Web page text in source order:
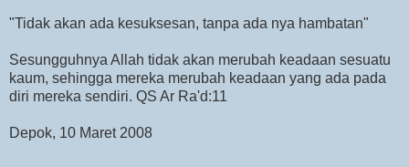
"Tidak akan ada kesuksesan, tanpa ada nya hambatan"
Sesungguhnya Allah tidak akan merubah keadaan sesuatu
kaum, sehingga mereka merubah keadaan yang ada pada
diri mereka sendiri. QS Ar Ra'd:11
Depok, 10 Maret 2008